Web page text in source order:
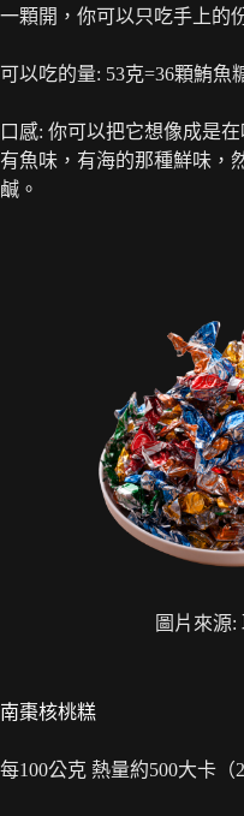
一顆開，你可以只吃手上的
可以吃的量: 53克=36顆鮪魚
口感: 你可以把它想像成是
有魚味，有海的那種鮮味，
鹹。
圖片來源:
南棗核桃糕
每100公克 熱量約500大卡（